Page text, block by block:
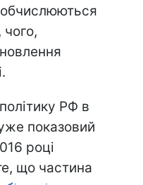
обчислюються
РФ в
показовий
році
що частина